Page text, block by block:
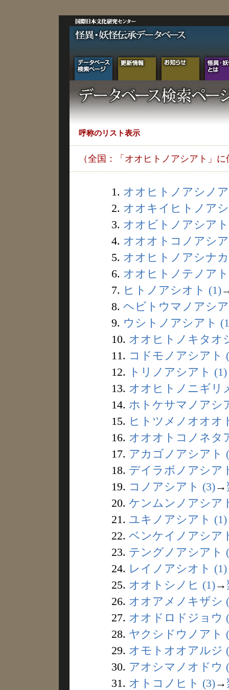
呼称のリスト表示
（全国：「オオヒトノアシアト」
1. オオヒトノアシノ
2. オオキイヒトノア
3. オオビトノアシア
4. オオオトコノアシ
5. オオヒトノアシナ
6. オオヒトノテノア
7. ヒトノアシオト (1)
8. ヘビトウマノアシ
9. ウシトノアシアト
10. オオヒトノキタオ
11. コドモノアシアト
12.
トリノアシアト (1)
13. オオヒトノニギリ
14. ホトケサマノアシ
15. ヒトツメノオオオ
16. オオオトコノネタ
17. アカゴノアシアト
18. デイラボノアシア
19. コノアシアト (3)→
20. ケンムンノアシア
21. ユキノアシアト (1)
22. ベンケイノアシア
23. テングノアシアト
24. レイノアシオト (1)
25. オオトシノヒ (1)→
26. オオアメノキザシ
27. オオドロドジョウ
28. ヤクシドウノアト
29. オモトオオアルジ
30. アオシマノオドウ
31. オトコノヒト (3)→